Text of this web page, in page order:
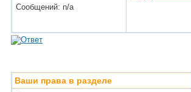
Сообщений: n/a
Ваши права в разделе